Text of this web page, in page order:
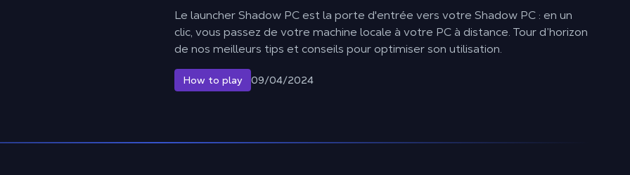
Le launcher Shadow PC est la porte d'entrée vers votre Shadow PC : en un
clic, vous passez de votre machine locale à votre PC à distance. Tour d’horizon
de nos meilleurs tips et conseils pour optimiser son utilisation.
How to play 09/04/2024